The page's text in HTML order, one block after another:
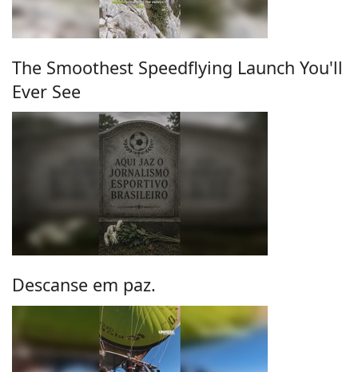
The Smoothest Speedflying Launch You'll
Ever See
Descanse em paz.